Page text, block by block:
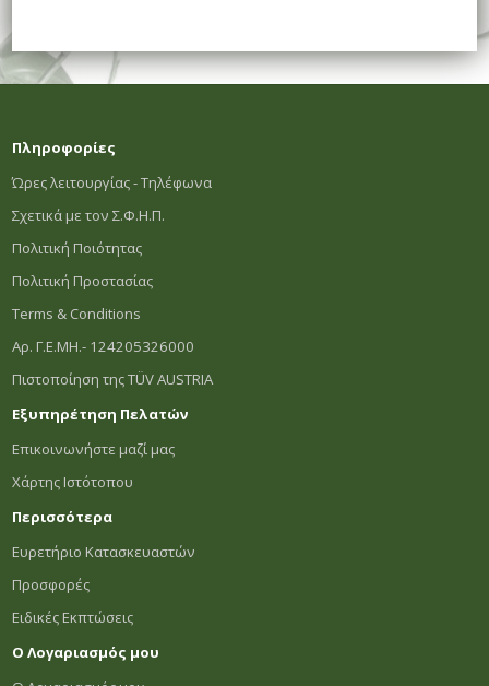
Πληροφορίες
Ώρες λειτουργίας - Τηλέφωνα
Σχετικά με τον Σ.Φ.Η.Π.
Πολιτική Ποιότητας
Πολιτική Προστασίας
Terms & Conditions
Αρ. Γ.Ε.ΜΗ.- 124205326000
Πιστοποίηση της TÜV AUSTRIA
Εξυπηρέτηση Πελατών
Επικοινωνήστε μαζί μας
Χάρτης Ιστότοπου
Περισσότερα
Ευρετήριο Κατασκευαστών
Προσφορές
Ειδικές Εκπτώσεις
Ο Λογαριασμός μου